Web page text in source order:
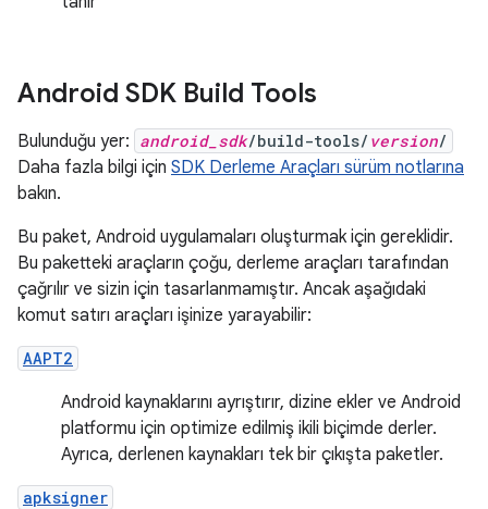
Android SDK Build Tools
Bulunduğu yer: android_sdk/build-tools/ version/
Daha fazla bilgi için SDK Derleme Araçları sürüm notlarına
bakın.
Bu paket, Android uygulamaları oluşturmak için gereklidir.
Bu paketteki araçların çoğu, derleme araçları tarafından
çağrılır ve sizin için tasarlanmamıştır. Ancak aşağıdaki
komut satırı araçları işinize yarayabilir:
AAPT2
Android kaynaklarını ayrıştırır, dizine ekler ve Android
platformu için optimize edilmiş ikili biçimde derler.
Ayrıca, derlenen kaynakları tek bir çıkışta paketler.
apksigner